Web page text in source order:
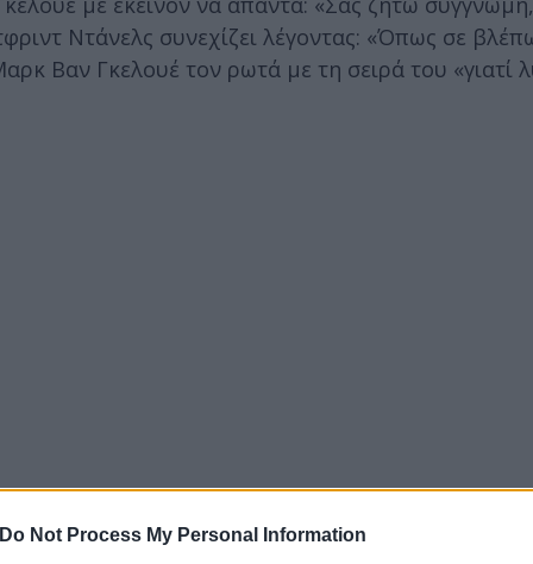
Do Not Process My Personal Information
Ντάνελς συνεχίζει λέγοντας: «Όπως σε
Βαν Γκελουέ τον ρωτά με τη σειρά του «γιατί
ποτέ από το Βατικανό. Σήμερα διατηρεί τον
η διάσκεψη των επισκόπων του ζήτησε να